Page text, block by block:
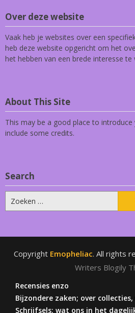
Over deze website
Vaak heb je websites over een
heb deze website opgericht om het
het hebben van een brede interesse te
About This Site
This may be a good place to
include some credits.
Search
Zoeken
naar:
Copyright Emopheliac. All rights
Writers Blogily
Recensies enzo
Bijzondere zaken; over
Schrijfsels; wat ons in het